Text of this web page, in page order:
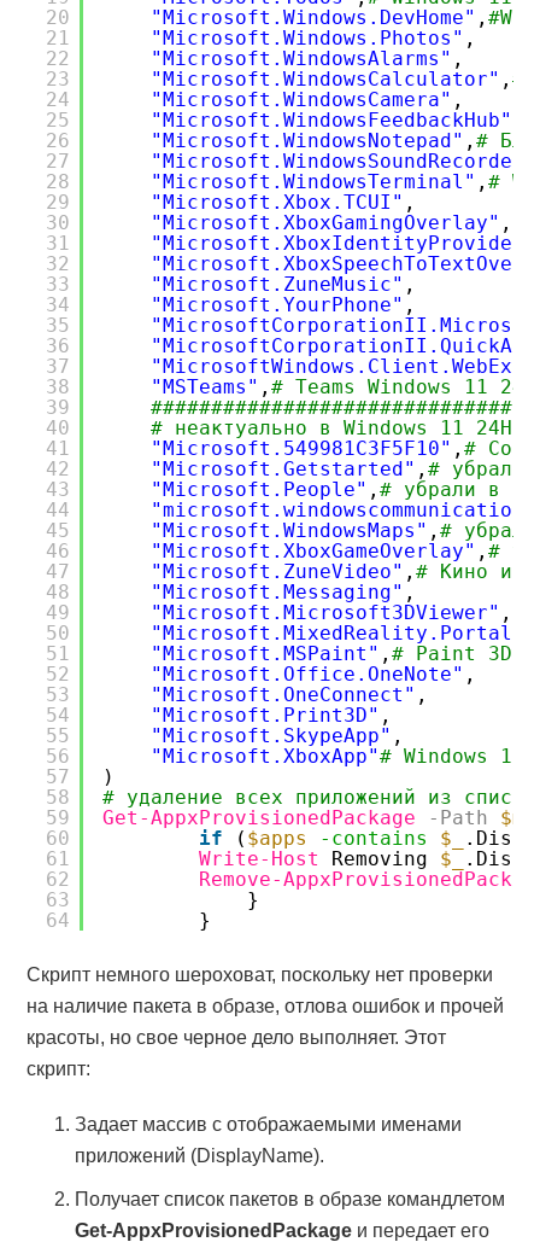
20
21
22
23
24
25
26
27
28
29
30
31
32
33
34
35
36
37
38
39
40
41
42
43
44
45
46
47
48
49
50
51
52
53
54
55
56
57
58
59
60
61
62
63
64
"Microsoft.Windows.DevHome" ,
"Microsoft.Windows.Photos" ,
"Microsoft.WindowsAlarms" ,
"Microsoft.WindowsCalculator" ,#
"Microsoft.WindowsCamera" ,
"Microsoft.WindowsFeedbackHub"
"Microsoft.WindowsNotepad" ,#
"Microsoft.WindowsSoundRecorder"
"Microsoft.WindowsTerminal" ,#
"Microsoft.Xbox.TCUI" ,
"Microsoft.XboxGamingOverlay" ,
"Microsoft.XboxIdentityProvider"
"Microsoft.ZuneMusic" ,
"Microsoft.YourPhone" ,
"MSTeams" ,# Teams Windows 11
##############################
# неактуально в Windows 11 24H2
"Microsoft.549981C3F5F10" ,#
"Microsoft.Getstarted" ,# убрали
"Microsoft.People" ,# убрали в
"Microsoft.WindowsMaps" ,#
"Microsoft.XboxGameOverlay" ,#
"Microsoft.ZuneVideo" ,# Кино и
"Microsoft.Messaging" ,
"Microsoft.Microsoft3DViewer" ,
"Microsoft.MixedReality.Portal"
"Microsoft.MSPaint" ,# Paint 3D
"Microsoft.Office.OneNote" ,
"Microsoft.OneConnect" ,
"Microsoft.Print3D" ,
"Microsoft.SkypeApp" ,
"Microsoft.XboxApp"# Windows 10
)
# удаление всех приложений из списка
Get-AppxProvisionedPackage
-Path
if
( $apps -contains $_
Write-Host
Removing $_
Remove-
}
}
Скрипт немного шероховат, поскольку нет проверки
на наличие пакета в образе, отлова ошибок и прочей
красоты, но свое черное дело выполняет. Этот
скрипт:
Задает массив с отображаемыми именами
приложений (DisplayName).
Получает список пакетов в образе командлетом
Get-AppxProvisionedPackage и передает его